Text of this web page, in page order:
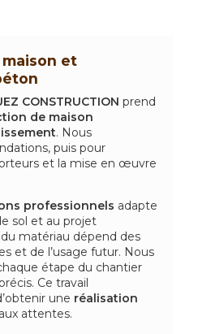
et
CONSTRUCTION prend
de maison
. Nous
puis pour
et la mise en œuvre
professionnels adapte
sol et au projet
matériau dépend des
et de l’usage futur. Nous
étape du chantier
Ce travail
une réalisation
attentes.